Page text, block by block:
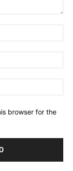
browser for the